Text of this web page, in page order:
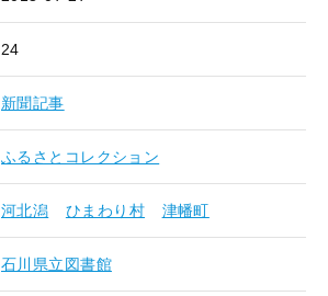
24
新聞記事
ふるさとコレクション
河北潟 ひまわり村 津幡町
石川県立図書館